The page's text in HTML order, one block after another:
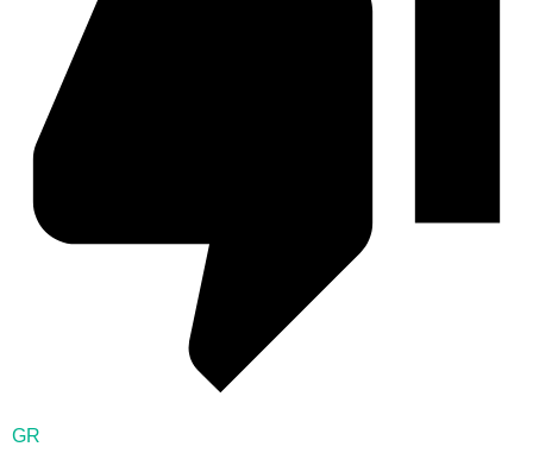
GR